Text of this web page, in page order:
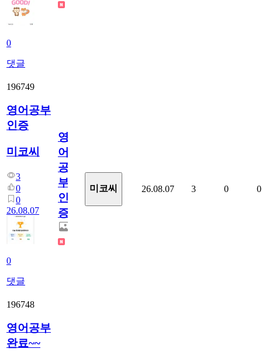
0
댓글
196749
영어공부
인증
미코씨
3
0
0
26.08.07
0
댓글
영
어
공
부
인
증
미코씨 26.08.07 3 0 0
196748
영어공부
완료~~